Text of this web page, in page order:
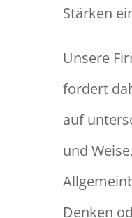
Stärken
Unsere
fordert
auf
und
Denken